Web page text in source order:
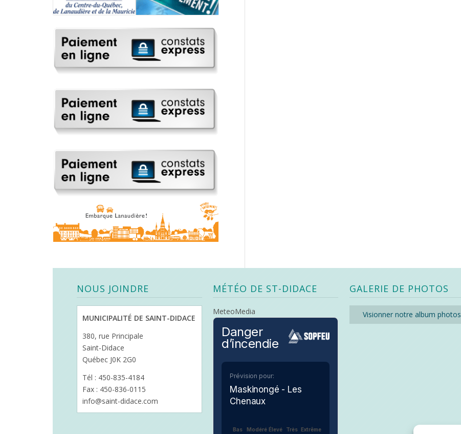
NOUS JOINDRE
MUNICIPALITÉ DE SAINT-DIDACE
380, rue Principale
Saint-Didace
Québec J0K 2G0
Tél : 450-835-4184
Fax : 450-836-0115
info@saint-didace.com
MÉTÉO DE ST-DIDACE
MeteoMedia
Danger
d’incendie
Prévision pour:
Maskinongé - Les
Chenaux
Bas Modéré Élevé Très Extrême
GALERIE DE PHOTOS
Visionner notre album photos